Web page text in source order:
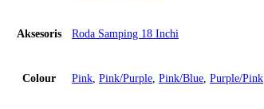
Aksesoris Roda Samping 18 Inchi
Colour Pink, Pink/Purple, Pink/Blue, Purple/Pink